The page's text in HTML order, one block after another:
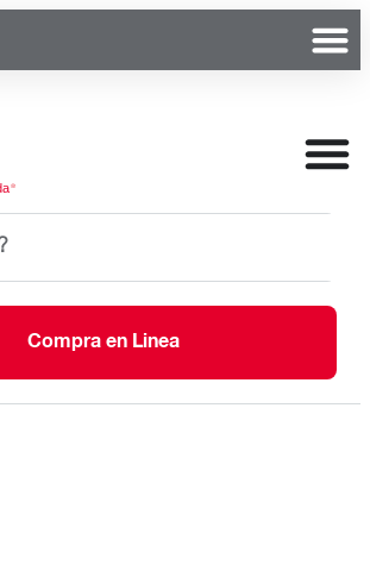
Compra en Linea